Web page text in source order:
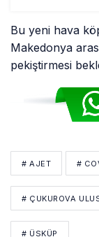
Bu yeni hava
Makedonya
pekiştirmesi
# AJET #
# ÇUKUROVA
# ÜSKÜP